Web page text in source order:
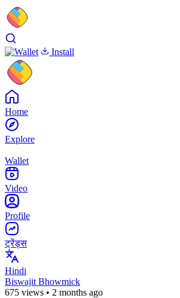
Install
Home
Explore
Wallet
Video
Profile
ट्रेंड्स
Hindi
Biswajit Bhowmick
675 views • 2 months ago